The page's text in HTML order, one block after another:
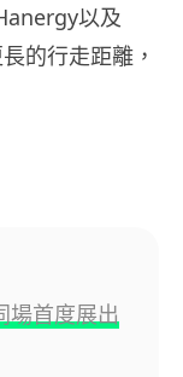
以及
的行走距離，
場首度展出